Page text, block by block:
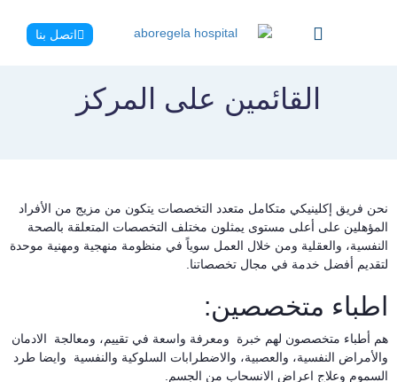
اتصل بنا
القائمين على المركز
فريق إكلينيكي متكامل متعدد التخصصات يتكون من مزيج من الأفراد
على أعلى مستوى يمثلون مختلف التخصصات المتعلقة بالصحة
والعقلية ومن خلال العمل سوياً في منظومة منهجية ومهنية موحدة
أفضل خدمة في مجال تخصصاتنا.
متخصصين:
أطباء متخصصون لهم خبرة ومعرفة واسعة في تقييم، ومعالجة الادمان
النفسية، والعصبية، والاضطرابات السلوكية والنفسية وايضا طرد
وعلاج اعراض الانسحاب من الجسم.